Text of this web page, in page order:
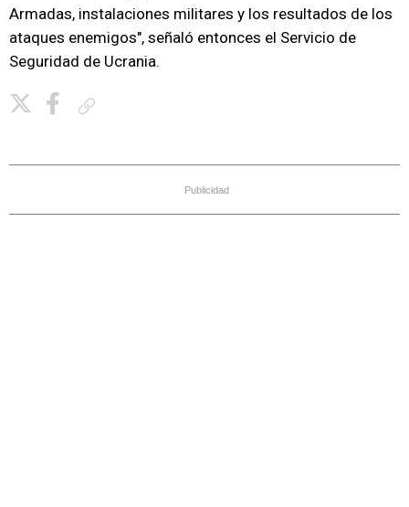
Armadas, instalaciones militares y los resultados de los
ataques enemigos", señaló entonces el Servicio de
Seguridad de Ucrania.
Publicidad